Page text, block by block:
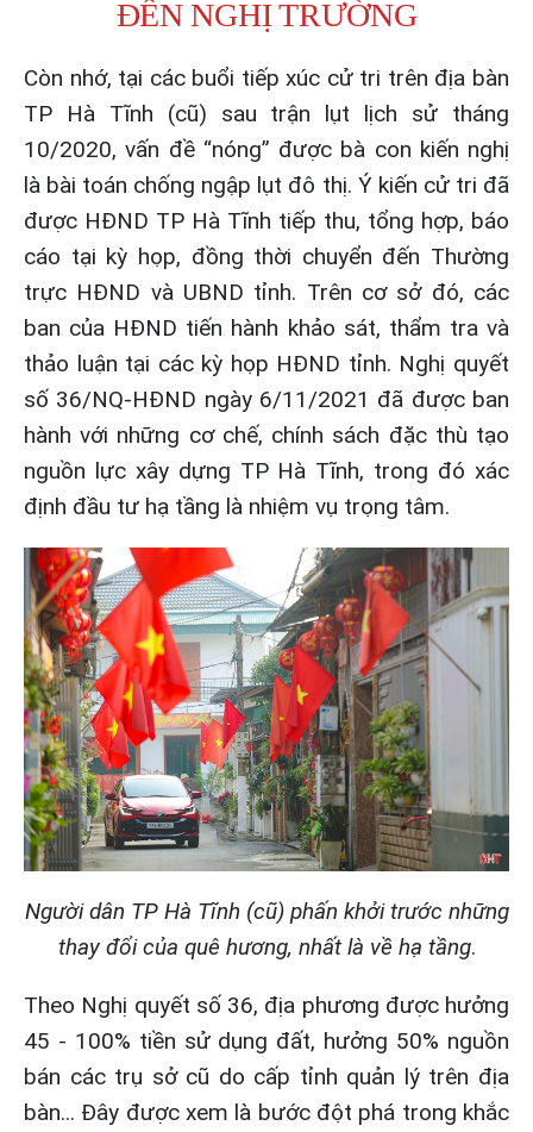
ĐẾN NGHỊ TRƯỜNG
Còn nhớ, tại các buổi tiếp xúc cử tri trên địa bàn
TP Hà Tĩnh (cũ) sau trận lụt lịch sử tháng
10/2020, vấn đề “nóng” được bà con kiến nghị
là bài toán chống ngập lụt đô thị. Ý kiến cử tri đã
được HĐND TP Hà Tĩnh tiếp thu, tổng hợp, báo
cáo tại kỳ họp, đồng thời chuyển đến Thường
trực HĐND và UBND tỉnh. Trên cơ sở đó, các
ban của HĐND tiến hành khảo sát, thẩm tra và
thảo luận tại các kỳ họp HĐND tỉnh. Nghị quyết
số 36/NQ-HĐND ngày 6/11/2021 đã được ban
hành với những cơ chế, chính sách đặc thù tạo
nguồn lực xây dựng TP Hà Tĩnh, trong đó xác
định đầu tư hạ tầng là nhiệm vụ trọng tâm.
Người dân TP Hà Tĩnh (cũ) phấn khởi trước những
thay đổi của quê hương, nhất là về hạ tầng.
Theo Nghị quyết số 36, địa phương được hưởng
45 - 100% tiền sử dụng đất, hưởng 50% nguồn
bán các trụ sở cũ do cấp tỉnh quản lý trên địa
bàn... Đây được xem là bước đột phá trong khắc